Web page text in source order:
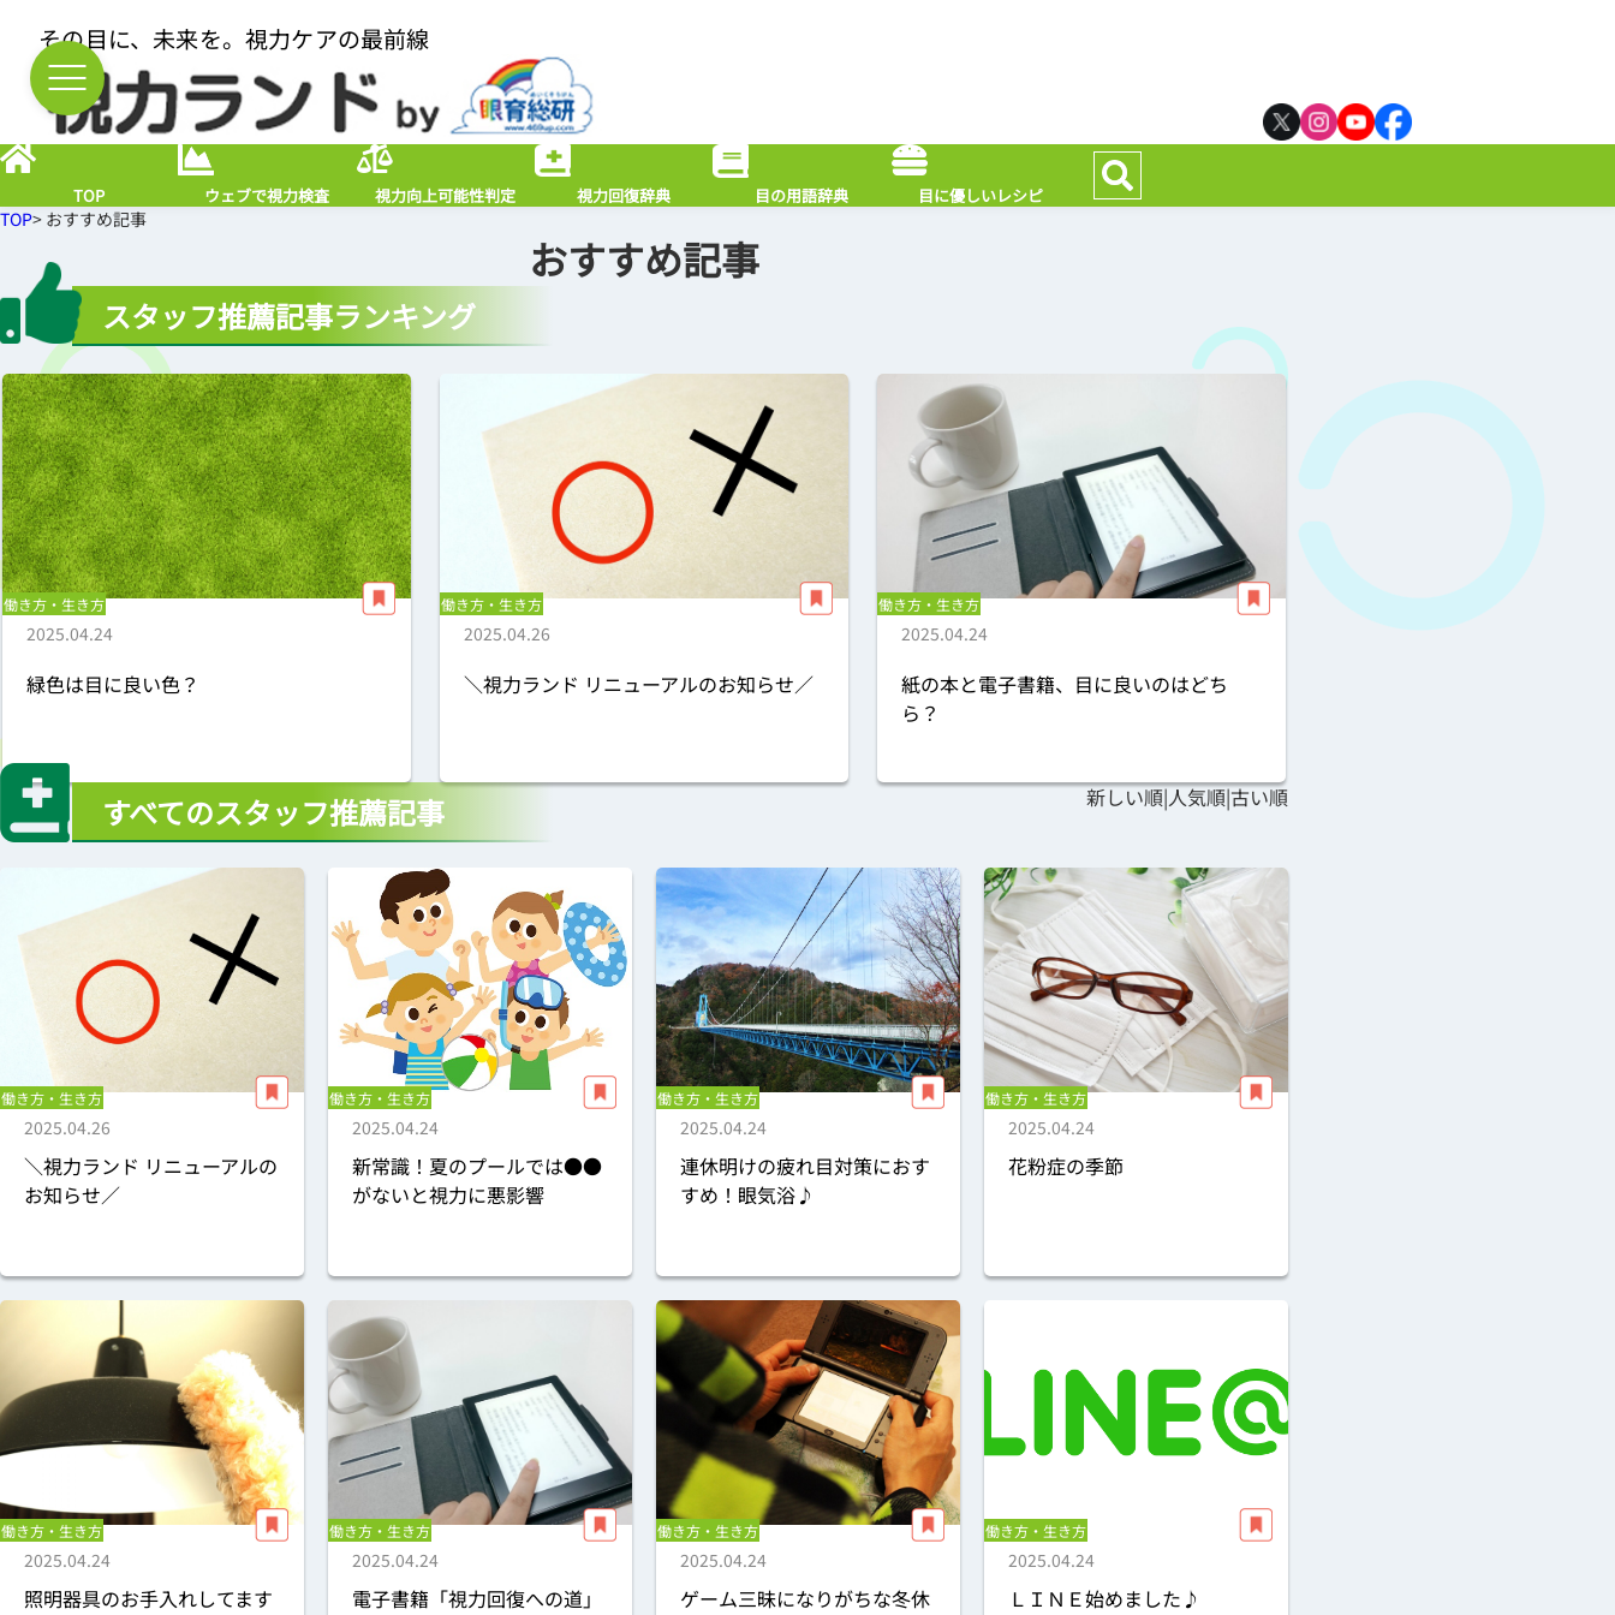
その目に、未来を。視力ケアの最前線
TOP ウェブで視力検査 視力向上可能性判定 視力回復辞典 目の用語辞典 目に優しいレシピ
TOP> おすすめ記事
おすすめ記事
スタッフ推薦記事ランキング
働き方・生き方
2025.04.24
緑色は目に良い色？
働き方・生き方
2025.04.26
＼視力ランド リニューアルのお知らせ／
働き方・生き方
2025.04.24
紙の本と電子書籍、目に良いのはどち
ら？
すべてのスタッフ推薦記事 新しい順|人気順|古い順
働き方・生き方
2025.04.26
＼視力ランド リニューアルの
お知らせ／
働き方・生き方
2025.04.24
新常識！夏のプールでは●●
がないと視力に悪影響
働き方・生き方
2025.04.24
連休明けの疲れ目対策におす
すめ！眼気浴♪
働き方・生き方
2025.04.24
花粉症の季節
働き方・生き方
2025.04.24
照明器具のお手入れしてます
働き方・生き方
2025.04.24
電子書籍「視力回復への道」
働き方・生き方
2025.04.24
ゲーム三昧になりがちな冬休
働き方・生き方
2025.04.24
ＬＩＮＥ始めました♪